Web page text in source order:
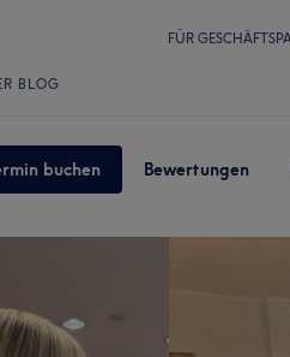
FÜR
BLOG
buchen Bewertungen